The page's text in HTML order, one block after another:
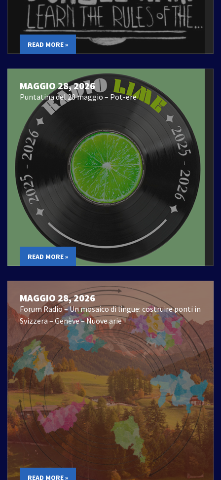
READ MORE »
MAGGIO 28, 2026
Puntatina del 28 maggio – Pot-ere
READ MORE »
MAGGIO 28, 2026
Forum Radio – Un mosaico di lingue: costruire ponti in
Svizzera – Genève – Nuove arie
READ MORE »